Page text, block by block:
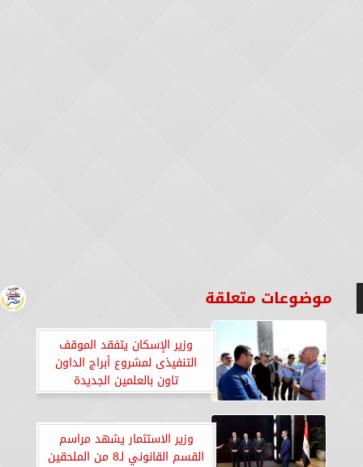
موضوعات متعلقة
وزير الإسكان يتفقد الموقف
التنفيذى لمشروع أبراج الداون
تاون بالعلمين الجديدة
وزير الاستثمار يشهد مراسم
القسم القانوني لـ8 من الملحقين